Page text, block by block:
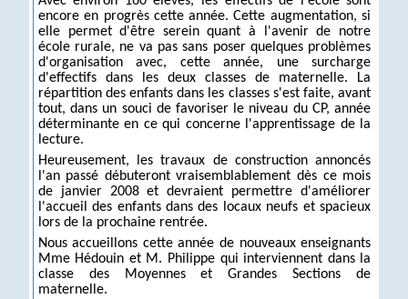
encore en progrès cette année. Cette augmentation, si
elle permet d'être serein quant à l'avenir de notre
école rurale, ne va pas sans poser quelques problèmes
d'organisation avec, cette année, une surcharge
d'effectifs dans les deux classes de maternelle. La
répartition des enfants dans les classes s'est faite, avant
tout, dans un souci de favoriser le niveau du CP, année
déterminante en ce qui concerne l'apprentissage de la
lecture.
Heureusement, les travaux de construction annoncés
l'an passé débuteront vraisemblablement dès ce mois
de janvier 2008 et devraient permettre d'améliorer
l'accueil des enfants dans des locaux neufs et spacieux
lors de la prochaine rentrée.
Nous accueillons cette année de nouveaux enseignants
Mme Hédouin et M. Philippe qui interviennent dans la
classe des Moyennes et Grandes Sections de
maternelle.